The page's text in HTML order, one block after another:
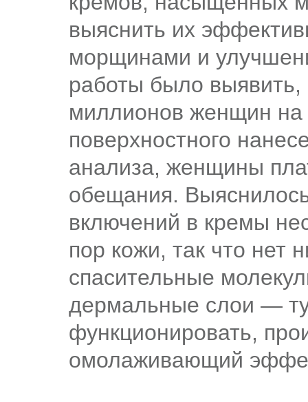
выяснить их
морщинами и
работы было выявить,
миллионов женщин на
поверхностного
анализа, женщины
обещания.
включений в кремы
пор кожи, так что нет
спасительные
дермальные слои —
функционировать,
омолаживающий